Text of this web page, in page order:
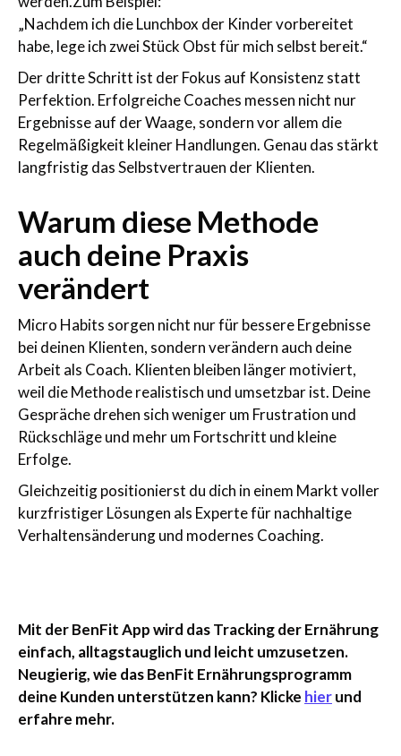
„Nachdem ich die Lunchbox der Kinder vorbereitet
habe, lege ich zwei Stück Obst für mich selbst bereit.“
Der dritte Schritt ist der Fokus auf Konsistenz statt
Perfektion. Erfolgreiche Coaches messen nicht nur
Ergebnisse auf der Waage, sondern vor allem die
Regelmäßigkeit kleiner Handlungen. Genau das stärkt
langfristig das Selbstvertrauen der Klienten.
Warum diese Methode
auch deine Praxis
verändert
Micro Habits sorgen nicht nur für bessere Ergebnisse
bei deinen Klienten, sondern verändern auch deine
Arbeit als Coach. Klienten bleiben länger motiviert,
weil die Methode realistisch und umsetzbar ist. Deine
Gespräche drehen sich weniger um Frustration und
Rückschläge und mehr um Fortschritt und kleine
Erfolge.
Gleichzeitig positionierst du dich in einem Markt voller
kurzfristiger Lösungen als Experte für nachhaltige
Verhaltensänderung und modernes Coaching.
Mit der BenFit App wird das Tracking der Ernährung
einfach, alltagstauglich und leicht umzusetzen.
Neugierig, wie das BenFit Ernährungsprogramm
deine Kunden unterstützen kann? Klicke hierund
erfahre mehr.